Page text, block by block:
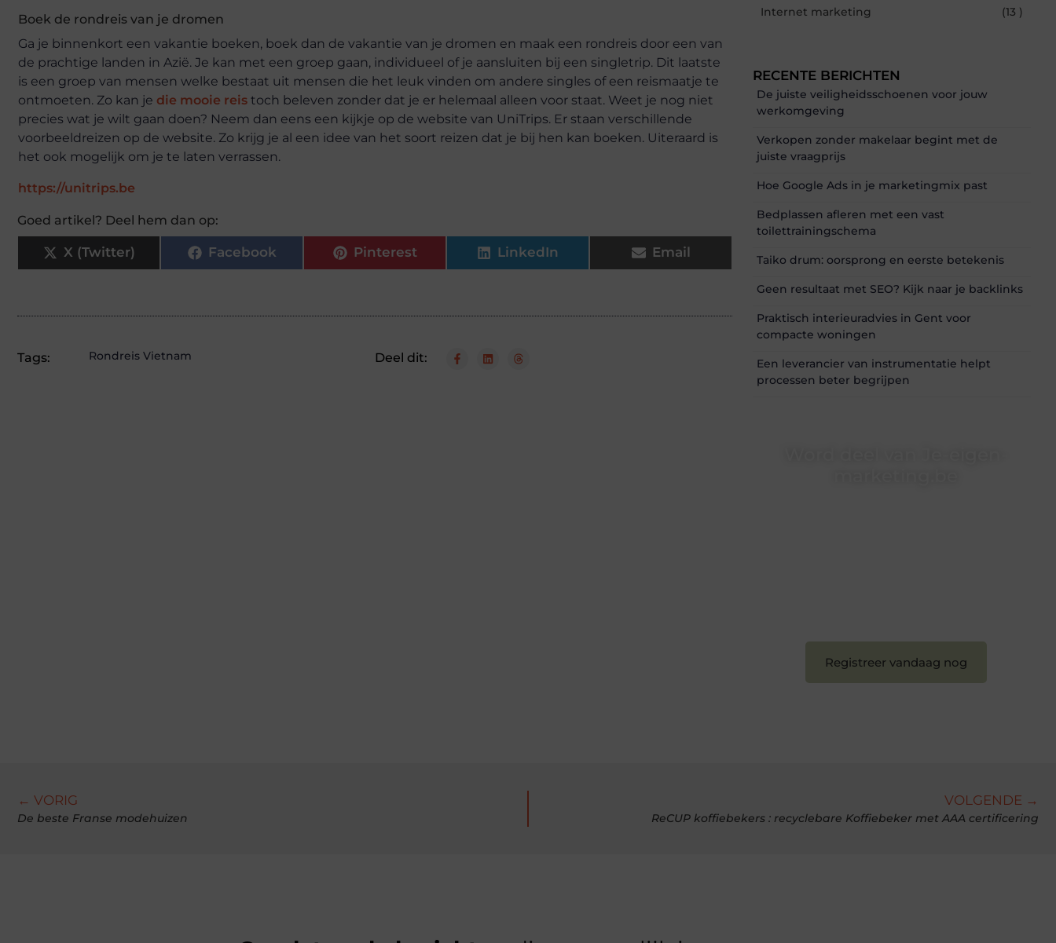
Boek de rondreis van je dromen
Ga je binnenkort een vakantie boeken, boek dan de vakantie van je dromen en maak een rondreis door een van
de prachtige landen in Azië. Je kan met een groep gaan, individueel of je aansluiten bij een singletrip. Dit laatste
is een groep van mensen welke bestaat uit mensen die het leuk vinden om andere singles of een reismaatje te
ontmoeten. Zo kan je die mooie reis toch beleven zonder dat je er helemaal alleen voor staat. Weet je nog niet
precies wat je wilt gaan doen? Neem dan eens een kijkje op de website van UniTrips. Er staan verschillende
voorbeeldreizen op de website. Zo krijg je al een idee van het soort reizen dat je bij hen kan boeken. Uiteraard is
het ook mogelijk om je te laten verrassen.
https://unitrips.be
Goed artikel? Deel hem dan op:
X (Twitter) Facebook Pinterest LinkedIn Email
Tags: Rondreis Vietnam Deel dit:
Internet marketing
(13 )
RECENTE BERICHTEN
De juiste veiligheidsschoenen voor jouw
werkomgeving
Verkopen zonder makelaar begint met de
juiste vraagprijs
Hoe Google Ads in je marketingmix past
Bedplassen afleren met een vast
toilettrainingschema
Taiko drum: oorsprong en eerste betekenis
Geen resultaat met SEO? Kijk naar je backlinks
Praktisch interieuradvies in Gent voor
compacte woningen
Een leverancier van instrumentatie helpt
processen beter begrijpen
Registreer vandaag nog
← VORIG
De beste Franse modehuizen
VOLGENDE →
ReCUP koffiebekers : recyclebare Koffiebeker met AAA certificering